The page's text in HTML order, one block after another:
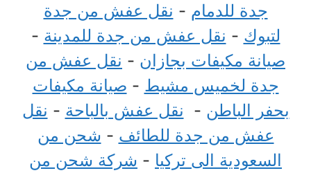
جدة للدمام - نقل عفش من جدة
لتبوك - نقل عفش من جدة للمدينة -
صيانة مكيفات بجازان - نقل عفش من
جدة لخميس مشيط - صيانة مكيفات
بحفر الباطن - نقل عفش بالباحة - نقل
عفش من جدة للطائف - شحن من
السعودية الى تركيا - شركة شحن من